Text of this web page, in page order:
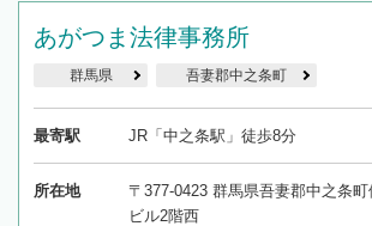
あがつま法律事務所
群馬県 吾妻郡中之条町
最寄駅 JR「中之条駅」徒歩8分
所在地
〒377-0423 群馬県吾妻郡中之条
ビル2階西